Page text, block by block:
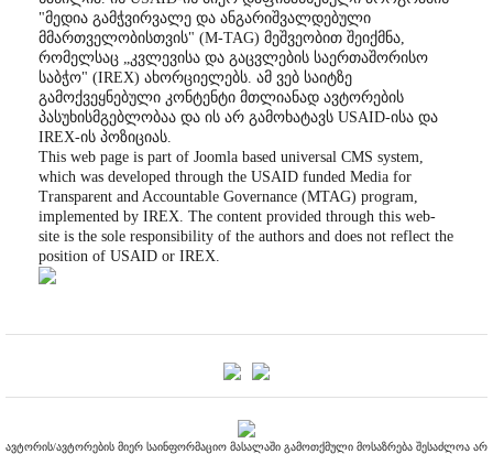
"მედია გამჭვირვალე და ანგარიშვალდებული
მმართველობისთვის" (M-TAG) მეშვეობით შეიქმნა,
რომელსაც „კვლევისა და გაცვლების საერთაშორისო
საბჭო" (IREX) ახორციელებს. ამ ვებ საიტზე
გამოქვეყნებული კონტენტი მთლიანად ავტორების
პასუხისმგებლობაა და ის არ გამოხატავს USAID-ისა და
IREX-ის პოზიციას.
This web page is part of Joomla based universal CMS system,
which was developed through the USAID funded Media for
Transparent and Accountable Governance (MTAG) program,
implemented by IREX. The content provided through this web-
site is the sole responsibility of the authors and does not reflect the
position of USAID or IREX.
ავტორის/ავტორების მიერ საინფორმაციო მასალაში გამოთქმული მოსაზრება შესაძლოა არ